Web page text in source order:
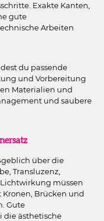
Exakte Kanten,
gute
Arbeiten
du passende
und Vorbereitung
Materialien und
und saubere
über die
Transluzenz,
müssen
Brücken und
Gute
die ästhetische